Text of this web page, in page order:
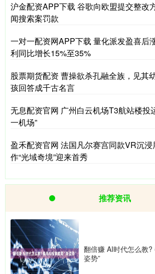
沪金配资APP下载 谷歌向欧盟提交整改
闻搜索案罚款
一对一配资网APP下载 量化派发盈喜后
利同比增长15%至35%
股票期货配资 曹操欲杀孔融全族，见其
孩回答成千古名言
无息配资官网 广州白云机场T3航站楼投
一机场”
盈禾配资官网 法国凡尔赛宫同款VR沉
作“光域奇境”迎来首秀
推荐资讯
翻倍赚 AI时代怎么教?
姿势”